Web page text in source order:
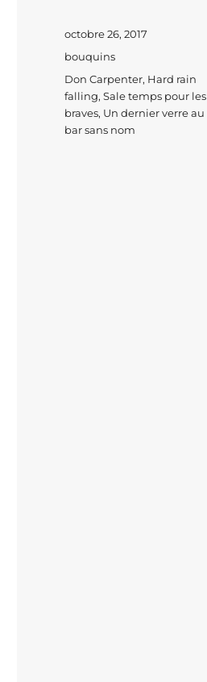
Publié
le
octobre 26, 2017
Catégories
bouquins
Étiquettes
Don Carpenter, Hard rain
falling,Sale temps pour les
braves, Un dernier verre au
bar sans nom